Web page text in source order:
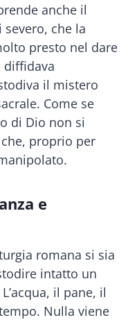
anche il
che la
presto nel dare
diffidava
il mistero
Come se
di Dio non si
proprio per
e
romana si sia
intatto un
il pane, il
Nulla viene